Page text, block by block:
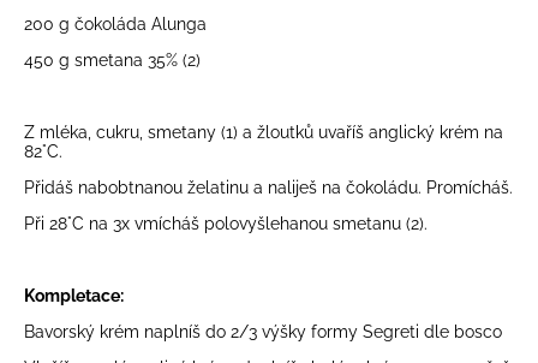
200 g čokoláda Alunga
450 g smetana 35% (2)
Z mléka, cukru, smetany (1) a žloutků uvaříš anglický krém na
82°C.
Přidáš nabobtnanou želatinu a naliješ na čokoládu. Promícháš.
Při 28°C na 3x vmícháš polovyšlehanou smetanu (2).
Kompletace:
Bavorský krém naplníš do 2/3 výšky formy Segreti dle bosco